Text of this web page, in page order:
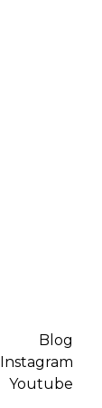
Blog
Instagram
Youtube